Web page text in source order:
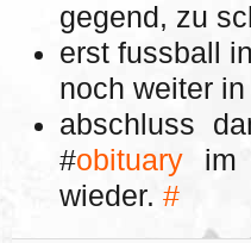
gegend, zu
erst fussball
noch weiter
abschluss
#obituary im
wieder. #